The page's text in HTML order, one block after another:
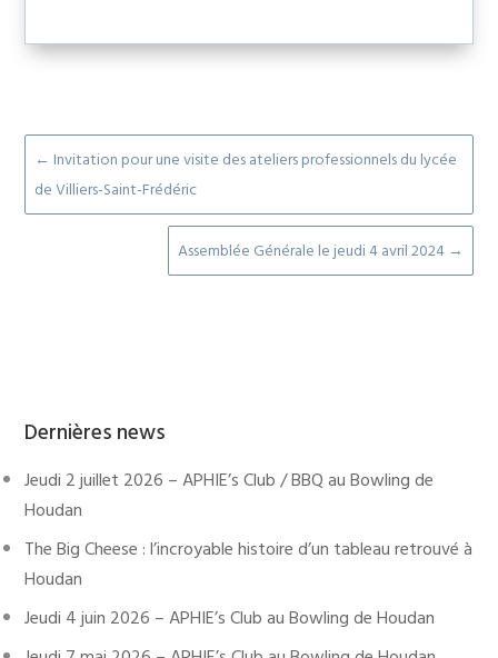
← Invitation pour une visite des ateliers professionnels du lycée
de Villiers-Saint-Frédéric
Assemblée Générale le jeudi 4 avril 2024→
Dernières news
Jeudi 2 juillet 2026 – APHIE’s Club / BBQ au Bowling de
Houdan
The Big Cheese : l’incroyable histoire d’un tableau retrouvé à
Houdan
Jeudi 4 juin 2026 – APHIE’s Club au Bowling de Houdan